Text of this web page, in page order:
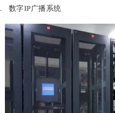
数字IP广播系统